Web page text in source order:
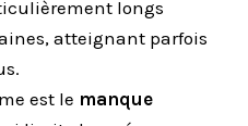
longs
atteignant parfois
est le manque